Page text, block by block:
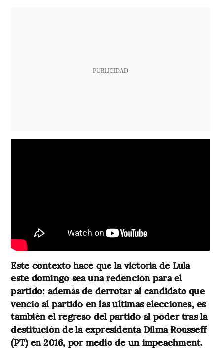
PUBLICIDAD
Este contexto hace que la victoria de Lula
este domingo sea una redención para el
partido: además de derrotar al candidato que
venció al partido en las últimas elecciones, es
también el regreso del partido al poder tras la
destitución de la expresidenta Dilma Rousseff
(PT) en 2016, por medio de un impeachment.